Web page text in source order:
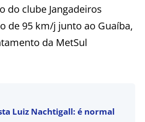
do clube Jangadeiros
de 95 km/j junto ao Guaíba,
da MetSul
Luiz Nachtigall: é normal